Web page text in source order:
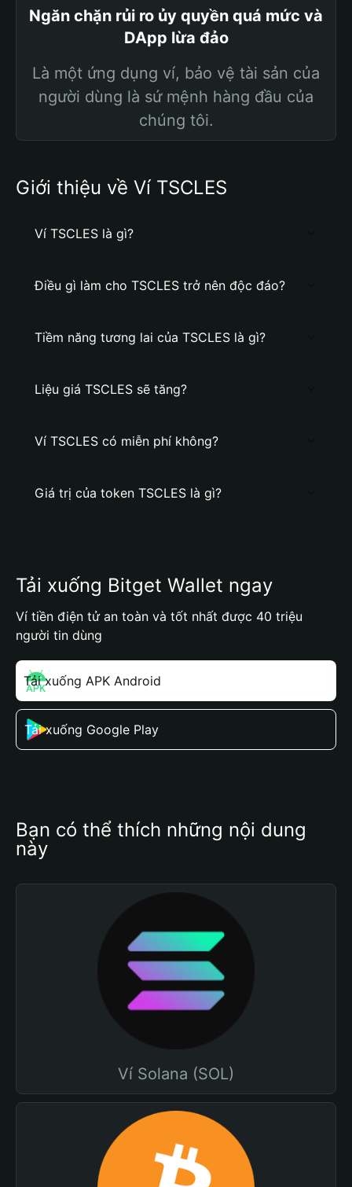
Ngăn chặn rủi ro ủy quyền quá mức và
DApp lừa đảo
Là một ứng dụng ví, bảo vệ tài sản của
người dùng là sứ mệnh hàng đầu của
chúng tôi.
Giới thiệu về Ví TSCLES
Ví TSCLES là gì?
Điều gì làm cho TSCLES trở nên độc đáo?
Tiềm năng tương lai của TSCLES là gì?
Liệu giá TSCLES sẽ tăng?
Ví TSCLES có miễn phí không?
Giá trị của token TSCLES là gì?
Tải xuống Bitget Wallet ngay
Ví tiền điện tử an toàn và tốt nhất được 40 triệu
người tin dùng
Tải xuống APK Android
Tải xuống Google Play
Bạn có thể thích những nội dung
này
Ví Solana (SOL)